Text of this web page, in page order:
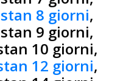
8 giorni,
9 giorni,
10 giorni,
12 giorni,